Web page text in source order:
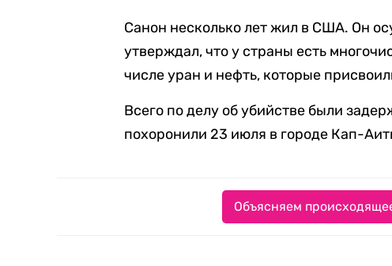
Санон несколько лет жил в США. Он
утверждал, что у страны есть
числе уран и нефть, которые
Всего по делу об убийстве были
похоронили 23 июля в городе Кап-
Объясняем